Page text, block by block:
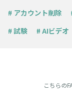
# アカウント削除
# 試験
# AIビデオ
こちらの